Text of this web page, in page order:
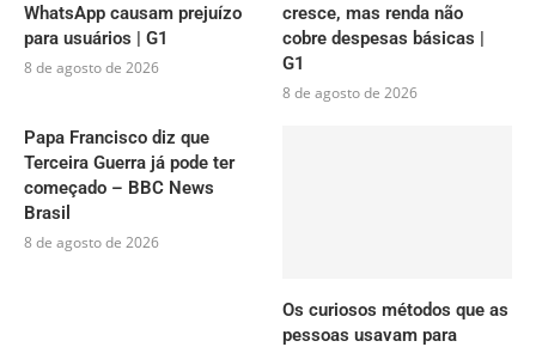
WhatsApp causam prejuízo
para usuários | G1
8 de agosto de 2026
cresce, mas renda não
cobre despesas básicas |
G1
8 de agosto de 2026
Papa Francisco diz que
Terceira Guerra já pode ter
começado – BBC News
Brasil
8 de agosto de 2026
Os curiosos métodos que as
pessoas usavam para